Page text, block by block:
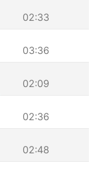
02:33
03:36
02:09
02:36
02:48